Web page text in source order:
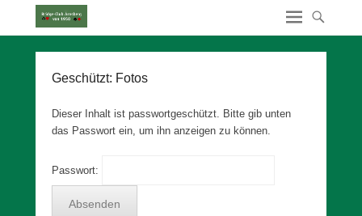
Geschützt: Fotos
Dieser Inhalt ist passwortgeschützt. Bitte gib unten
das Passwort ein, um ihn anzeigen zu können.
Passwort: